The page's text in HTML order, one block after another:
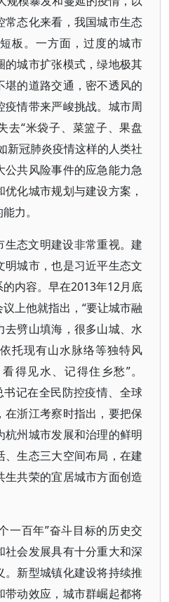
常态化来看，我国城市生态
板。一方面，过度的城市
城市扩张模式，绿地极其
的道路交通，密不透风的
情带来严峻挑战。城市周
去“米袋子、菜篮子、果盘
新冠肺炎疫情这样的人类社
共风险事件的应急能力急
化城市规划与建设方案，
力。
生态文明建设非常重视。建
城市，也是习近平生态文
内容。早在2013年12月底
上他就指出，“要让城市融
去劈山填海，很多山城、水
托现有山水脉络等独特风
得见水、记得住乡愁”。
记在全民防控疫情、全球
在浙江考察时指出，要把保
州城市发展和治理的鲜明
生态三大空间布局，在建
共荣的宜居城市方面创造
一百年”奋斗目标的历史交
会发展具有十分重大和深
新型城镇化建设将持续推
动效应，城市群崛起都将